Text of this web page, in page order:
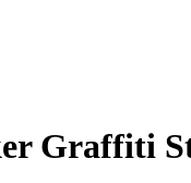
Graffiti